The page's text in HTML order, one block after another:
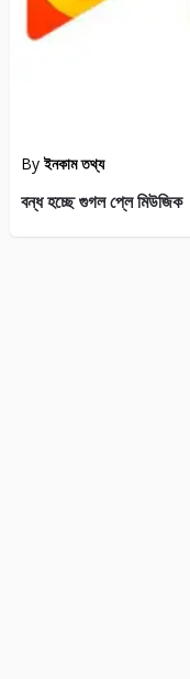
Byইনকাম তথ্য
বন্ধ হচ্ছে গুগল প্লে মিউজিক